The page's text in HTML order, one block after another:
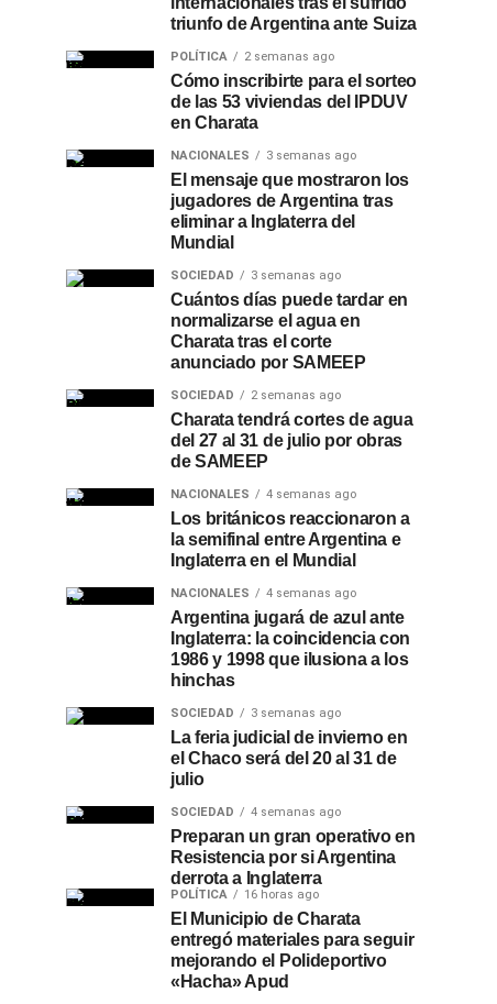
triunfo de Argentina ante Suiza
POLÍTICA 2 semanas ago
Cómo inscribirte para el sorteo
de las 53 viviendas del IPDUV
en Charata
NACIONALES 3 semanas ago
El mensaje que mostraron los
jugadores de Argentina tras
eliminar a Inglaterra del
Mundial
SOCIEDAD 3 semanas ago
Cuántos días puede tardar en
normalizarse el agua en
Charata tras el corte
anunciado por SAMEEP
SOCIEDAD 2 semanas ago
Charata tendrá cortes de agua
del 27 al 31 de julio por obras
de SAMEEP
NACIONALES 4 semanas ago
Los británicos reaccionaron a
la semifinal entre Argentina e
Inglaterra en el Mundial
NACIONALES 4 semanas ago
Argentina jugará de azul ante
Inglaterra: la coincidencia con
1986 y 1998 que ilusiona a los
hinchas
SOCIEDAD 3 semanas ago
La feria judicial de invierno en
el Chaco será del 20 al 31 de
julio
SOCIEDAD 4 semanas ago
Preparan un gran operativo en
Resistencia por si Argentina
derrota a Inglaterra
POLÍTICA 16 horas ago
El Municipio de Charata
entregó materiales para seguir
mejorando el Polideportivo
«Hacha» Apud